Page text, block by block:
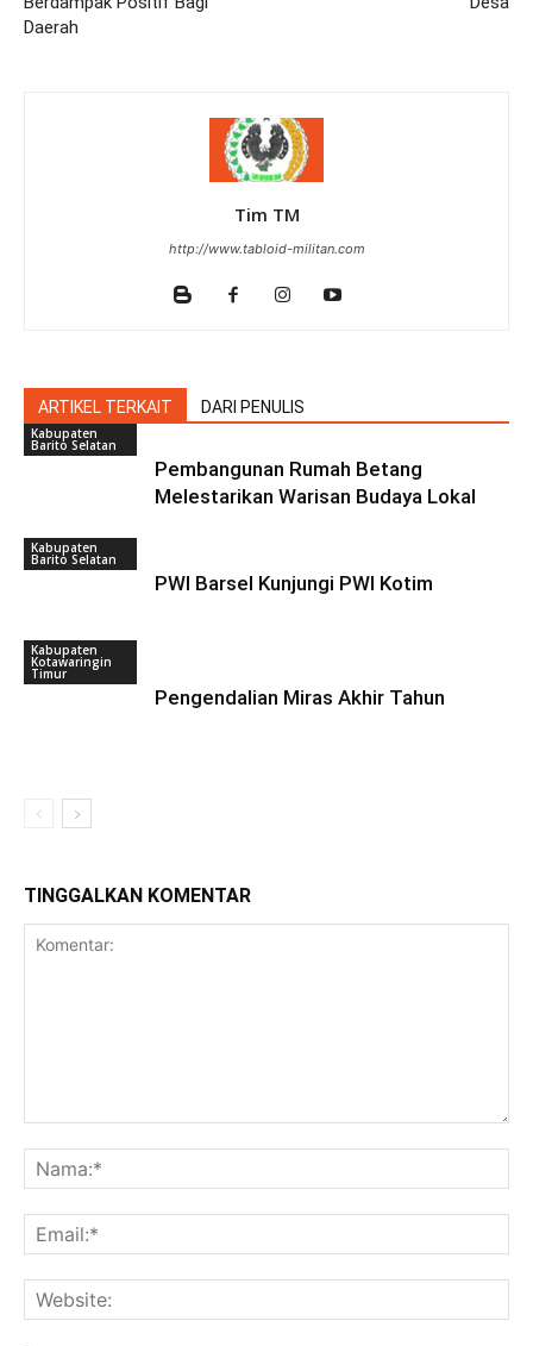
Daerah
Tim TM
http://www.tabloid-militan.com
ARTIKEL TERKAIT DARI PENULIS
Kabupaten
Barito Selatan
Pembangunan Rumah Betang
Melestarikan Warisan Budaya Lokal
Kabupaten
Barito Selatan
PWI Barsel Kunjungi PWI Kotim
Kabupaten
Kotawaringin
Timur
Pengendalian Miras Akhir Tahun
TINGGALKAN KOMENTAR